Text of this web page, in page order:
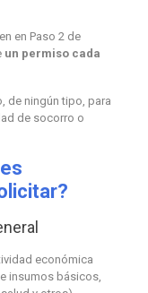
en Paso 2 de
un permiso cada
de ningún tipo, para
de socorro o
económica
insumos básicos,